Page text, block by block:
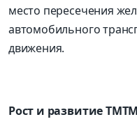
место пересечения
автомобильного
движения.
Рост и развитие ТМТМ